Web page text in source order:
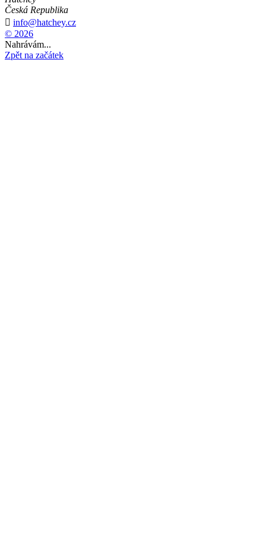
Česká Republika
 info@hatchey.cz
© 2026
Nahrávám...
Zpět na začátek